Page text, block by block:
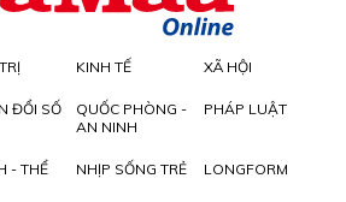
KINH TẾ XÃ HỘI
ĐỔI SỐ
QUỐC PHÒNG -
AN NINH
PHÁP LUẬT
- THỂ
NHỊP SỐNG TRẺ LONGFORM